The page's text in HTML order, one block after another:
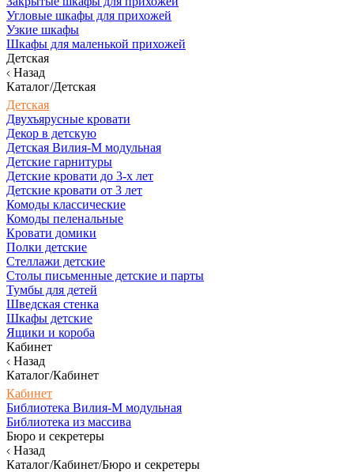
Угловые шкафы для прихожей
Узкие шкафы
Шкафы для маленькой прихожей
Детская
Назад
Каталог/Детская
Детская
Двухъярусные кровати
Декор в детскую
Детская Вилия-М модульная
Детские гарнитуры
Детские кровати до 3-х лет
Детские кровати от 3 лет
Комоды классические
Комоды пеленальные
Кровати домики
Полки детские
Стеллажи детские
Столы письменные детские и парты
Тумбы для детей
Шведская стенка
Шкафы детские
Ящики и короба
Кабинет
Назад
Каталог/Кабинет
Кабинет
Библиотека Вилия-М модульная
Библиотека из массива
Бюро и секретеры
Назад
Каталог/Кабинет/Бюро и секретеры